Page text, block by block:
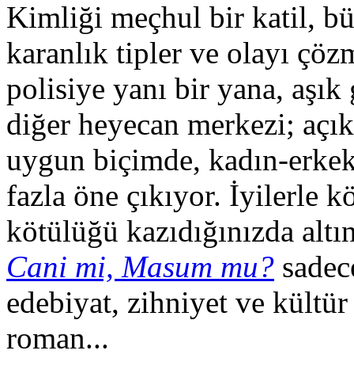
Kimliği meçhul bir katil,
karanlık tipler ve olayı
polisiye yanı bir yana,
diğer heyecan merkezi;
uygun biçimde, kadın-
fazla öne çıkıyor. İyilerle
kötülüğü kazıdığınızda
Cani mi, Masum mu?
edebiyat, zihniyet ve
roman...